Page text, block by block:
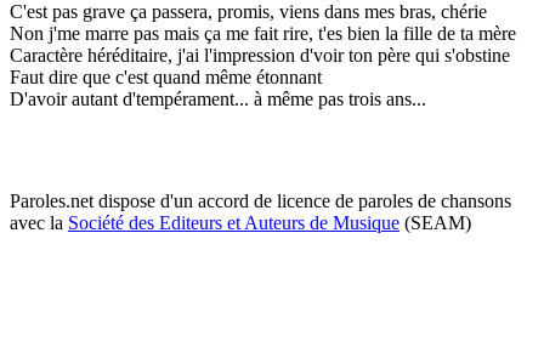
C'est pas grave ça passera, promis, viens dans mes bras, chérie
Non j'me marre pas mais ça me fait rire, t'es bien la fille de ta mère
Caractère héréditaire, j'ai l'impression d'voir ton père qui s'obstine
Faut dire que c'est quand même étonnant
D'avoir autant d'tempérament... à même pas trois ans...
Paroles.net dispose d'un accord de licence de paroles de chansons
avec la Société des Editeurs et Auteurs de Musique (SEAM)